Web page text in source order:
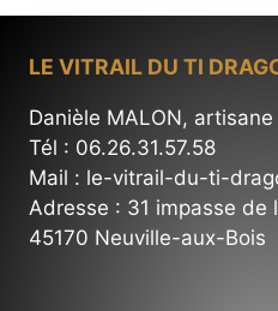
LE VITRAIL DU TI
Danièle MALON,
Tél : 06.26.31.57.58
Mail : le-vitrail-du-ti-
Adresse : 31 impasse de
45170 Neuville-aux-Bois